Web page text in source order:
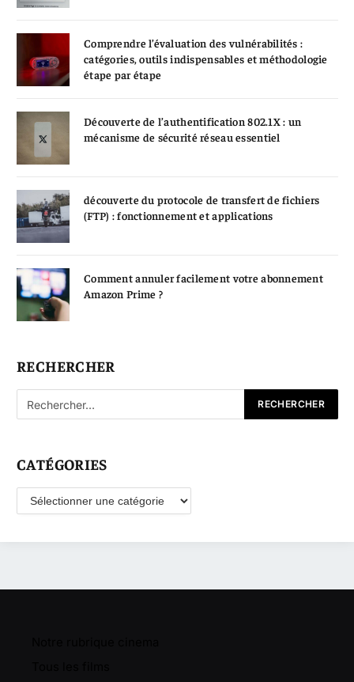
Comprendre l’évaluation des vulnérabilités :
catégories, outils indispensables et méthodologie
étape par étape
Découverte de l’authentification 802.1X : un
mécanisme de sécurité réseau essentiel
découverte du protocole de transfert de fichiers
(FTP) : fonctionnement et applications
Comment annuler facilement votre abonnement
Amazon Prime ?
RECHERCHER
CATÉGORIES
Catégories